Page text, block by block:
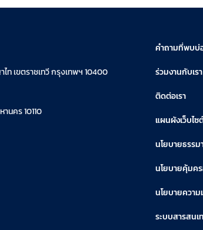
เขตราชเทวี กรุงเทพฯ 10400
นคร 10110
คำถามที่พบบ่
ร่วมงานกับเรา
ติดต่อเรา
แผนผังเว็บไซ
นโยบายธรร
นโยบายคุ้มค
นโยบายควา
ระบบสารสน